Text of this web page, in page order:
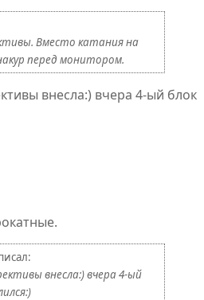
Вместо катания на
перед монитором.
внесла:) вчера 4-ый блок
внесла:) вчера 4-ый